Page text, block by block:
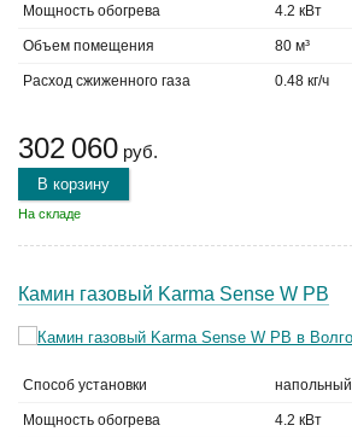
Мощность обогрева 4.2 кВт
Объем помещения 80 м³
Расход сжиженного газа 0.48 кг/ч
302 060 руб.
В корзину
На складе
Камин газовый Karma Sense W PB
Способ установки напольный
Мощность обогрева 4.2 кВт